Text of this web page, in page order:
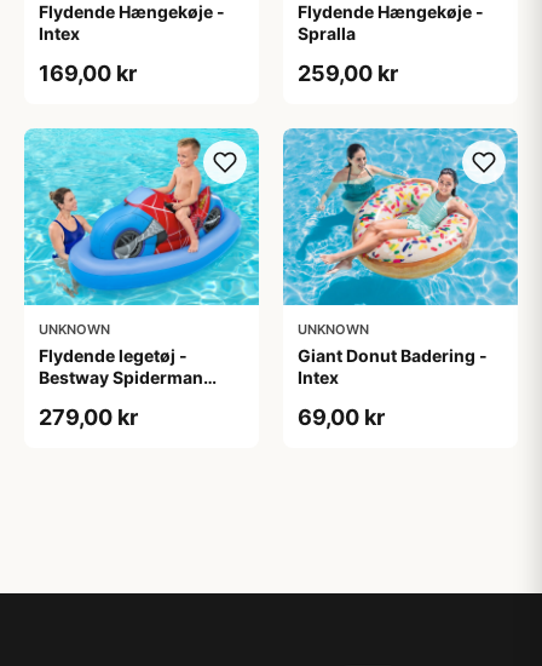
Flydende Hængekøje -
Intex
169,00 kr
Flydende Hængekøje -
Spralla
259,00 kr
UNKNOWN
Flydende legetøj -
Bestway Spiderman
279,00 kr
UNKNOWN
Giant Donut Badering -
Intex
69,00 kr